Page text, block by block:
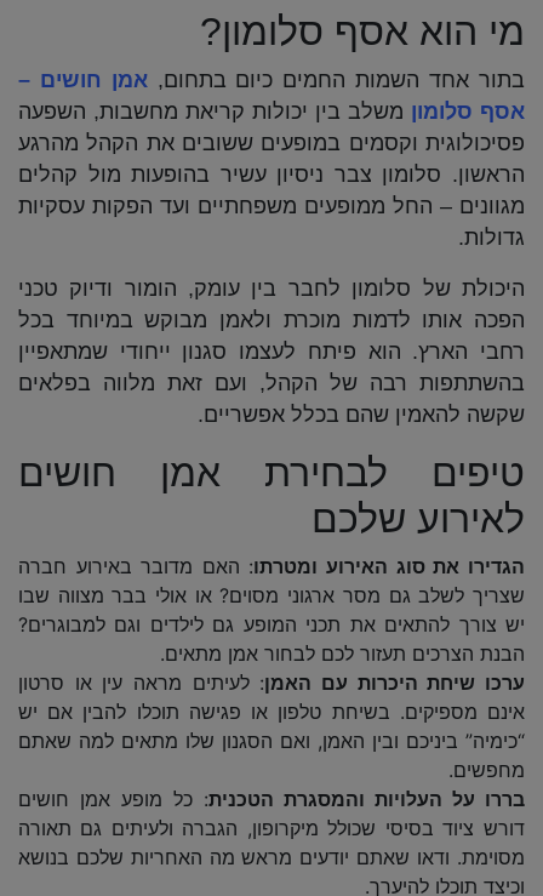
מי הוא אסף סלומון?
בתור אחד השמות החמים כיום בתחום, אמן חושים –
אסף סלומון משלב בין יכולות קריאת מחשבות, השפעה
פסיכולוגית וקסמים במופעים ששובים את הקהל מהרגע
הראשון. סלומון צבר ניסיון עשיר בהופעות מול קהלים
מגוונים – החל ממופעים משפחתיים ועד הפקות עסקיות
גדולות.
היכולת של סלומון לחבר בין עומק, הומור ודיוק טכני
הפכה אותו לדמות מוכרת ולאמן מבוקש במיוחד בכל
רחבי הארץ. הוא פיתח לעצמו סגנון ייחודי שמתאפיין
בהשתתפות רבה של הקהל, ועם זאת מלווה בפלאים
שקשה להאמין שהם בכלל אפשריים.
טיפים לבחירת אמן חושים
לאירוע שלכם
הגדירו את סוג האירוע ומטרתו: האם מדובר באירוע חברה
שצריך לשלב גם מסר ארגוני מסוים? או אולי בבר מצווה שבו
יש צורך להתאים את תכני המופע גם לילדים וגם למבוגרים?
הבנת הצרכים תעזור לכם לבחור אמן מתאים.
ערכו שיחת היכרות עם האמן: לעיתים מראה עין או סרטון
אינם מספיקים. בשיחת טלפון או פגישה תוכלו להבין אם יש
“כימיה” ביניכם ובין האמן, ואם הסגנון שלו מתאים למה שאתם
מחפשים.
בררו על העלויות והמסגרת הטכנית: כל מופע אמן חושים
דורש ציוד בסיסי שכולל מיקרופון, הגברה ולעיתים גם תאורה
מסוימת. ודאו שאתם יודעים מראש מה האחריות שלכם בנושא
וכיצד תוכלו להיערך.